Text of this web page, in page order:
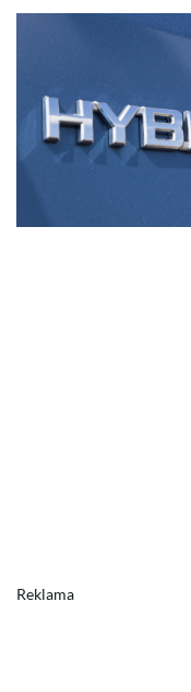
Reklama